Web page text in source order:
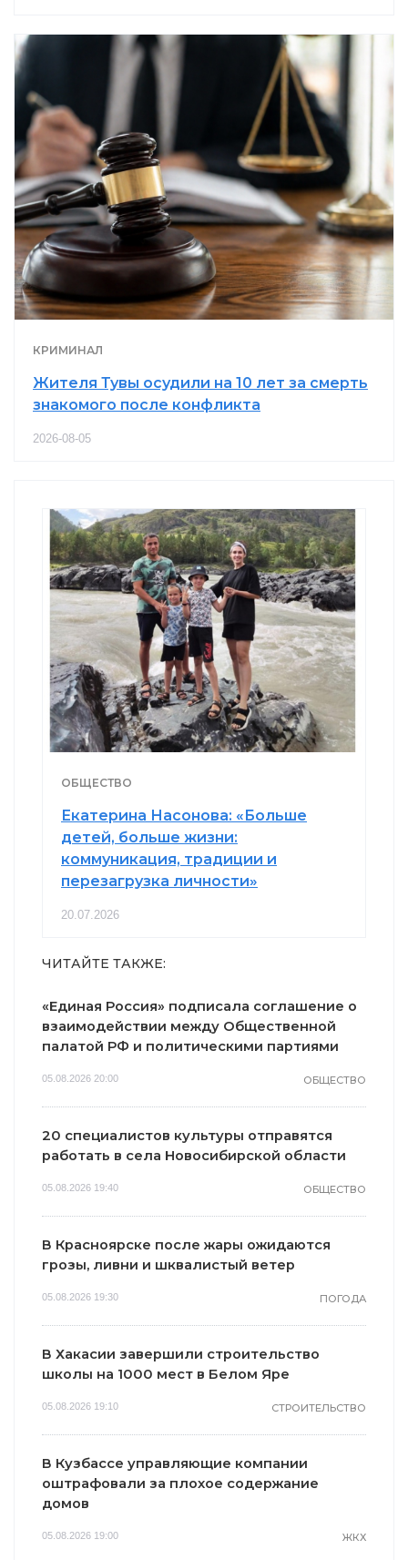
КРИМИНАЛ
Жителя Тувы осудили на 10 лет за смерть
знакомого после конфликта
2026-08-05
ОБЩЕСТВО
Екатерина Насонова: «Больше
детей, больше жизни:
коммуникация, традиции и
перезагрузка личности»
20.07.2026
ЧИТАЙТЕ ТАКЖЕ:
«Единая Россия» подписала соглашение о
взаимодействии между Общественной
палатой РФ и политическими партиями
05.08.2026 20:00 ОБЩЕСТВО
20 специалистов культуры отправятся
работать в села Новосибирской области
05.08.2026 19:40 ОБЩЕСТВО
В Красноярске после жары ожидаются
грозы, ливни и шквалистый ветер
05.08.2026 19:30 ПОГОДА
В Хакасии завершили строительство
школы на 1000 мест в Белом Яре
05.08.2026 19:10 СТРОИТЕЛЬСТВО
В Кузбассе управляющие компании
оштрафовали за плохое содержание
домов
05.08.2026 19:00 ЖКХ